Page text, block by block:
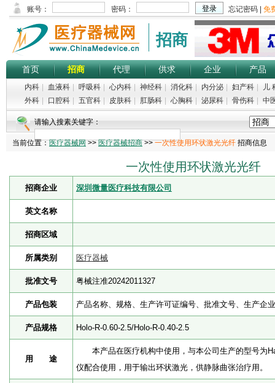
招商
首页 招商 代理 供求 企业 产品
内科 血液科 呼吸科 心内科 神经科 消化科 内分泌 妇产科
儿
外科
口腔科 五官科 皮肤科 肛肠科 心胸科 泌尿科 骨伤科 中
请输入搜素关键字：
当前位置：医疗器械网>>医疗器械招商>>一次性使用环状激光光纤 招商信息
一次性使用环状激光光纤
招商企业 深圳微量医疗科技有限公司
英文名称
招商区域
所属类别 医疗器械
批准文号 粤械注准20242011327
产品包装 产品名称、规格、生产许可证编号、批准文号、生产企
产品规格 Holo-R-0.60-2.5/Holo-R-0.40-2.5
用 途
本产品在医疗机构中使用，与本公司生产的型号为
仪配合使用，用于输出环状激光，供静脉曲张治疗用。